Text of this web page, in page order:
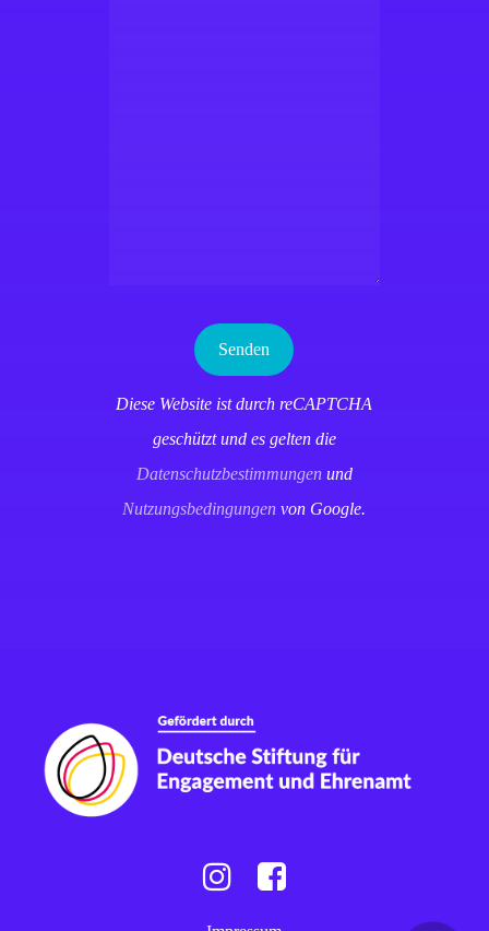
Diese Website ist durch reCAPTCHA
geschützt und es gelten die
Datenschutzbestimmungenund
Nutzungsbedingungen von Google.
InstagramFacebook